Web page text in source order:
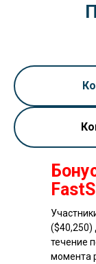
($40,250)
течение
момента